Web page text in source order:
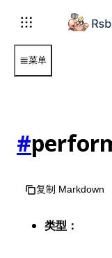
菜单
#
复制 Markdown
类型：